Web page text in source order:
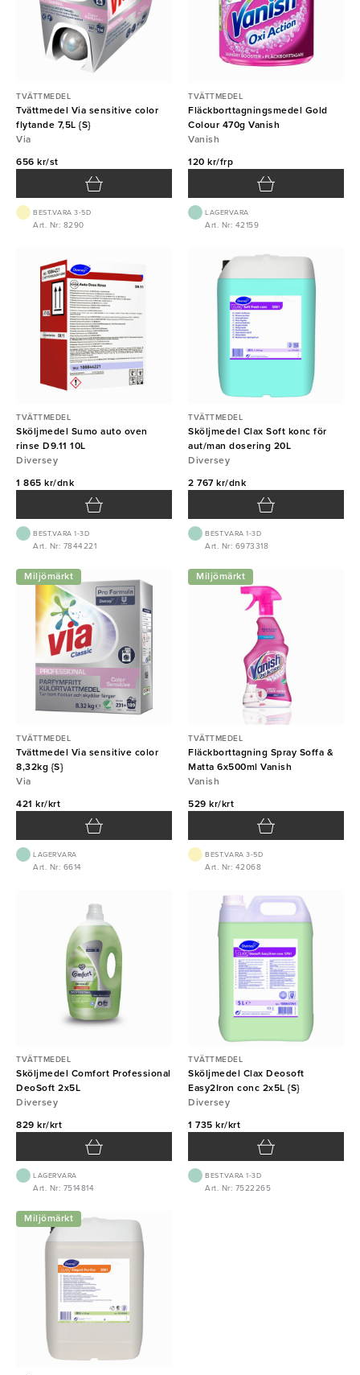
TVÄTTMEDEL
Tvättmedel Via sensitive color
flytande 7,5L {S}
Via
656 kr/st
BEST.VARA 3-5D
Art. Nr: 8290
TVÄTTMEDEL
Fläckborttagningsmedel Gold
Colour 470g Vanish
Vanish
120 kr/frp
LAGERVARA
Art. Nr: 42159
TVÄTTMEDEL
Sköljmedel Sumo auto oven
rinse D9.11 10L
Diversey
1 865 kr/dnk
BEST.VARA 1-3D
Art. Nr: 7844221
TVÄTTMEDEL
Sköljmedel Clax Soft konc för
aut/man dosering 20L
Diversey
2 767 kr/dnk
BEST.VARA 1-3D
Art. Nr: 6973318
Miljömärkt
TVÄTTMEDEL
Tvättmedel Via sensitive color
8,32kg {S}
Via
421 kr/krt
LAGERVARA
Art. Nr: 6614
Miljömärkt
TVÄTTMEDEL
Fläckborttagning Spray Soffa &
Matta 6x500ml Vanish
Vanish
529 kr/krt
BEST.VARA 3-5D
Art. Nr: 42068
TVÄTTMEDEL
Sköljmedel Comfort Professional
DeoSoft 2x5L
Diversey
829 kr/krt
LAGERVARA
Art. Nr: 7514814
TVÄTTMEDEL
Sköljmedel Clax Deosoft
Easy2Iron conc 2x5L {S}
Diversey
1 735 kr/krt
BEST.VARA 1-3D
Art. Nr: 7522265
Miljömärkt